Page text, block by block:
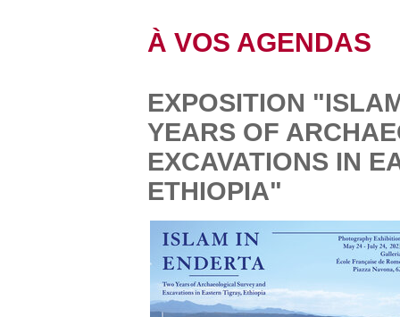
À VOS AGENDAS
EXPOSITION
YEARS OF
EXCAVATIONS IN
ETHIOPIA"